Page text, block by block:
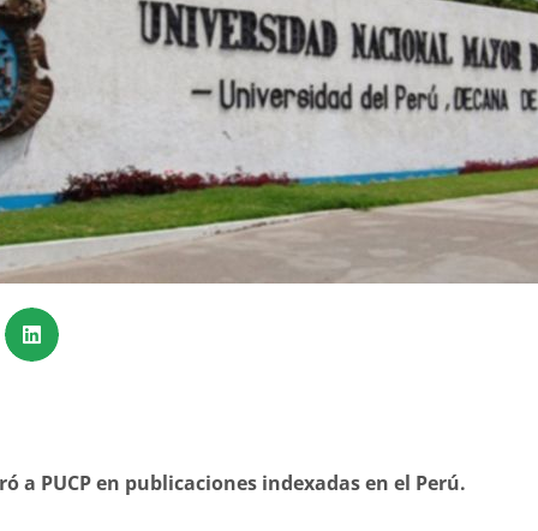
a PUCP en publicaciones indexadas en el Perú.